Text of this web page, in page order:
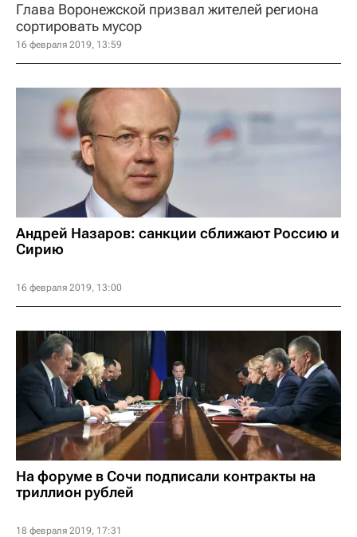
Глава Воронежской призвал жителей региона
сортировать мусор
16 февраля 2019, 13:59
Андрей Назаров: санкции сближают Россию и
Сирию
16 февраля 2019, 13:00
На форуме в Сочи подписали контракты на
триллион рублей
18 февраля 2019, 17:31